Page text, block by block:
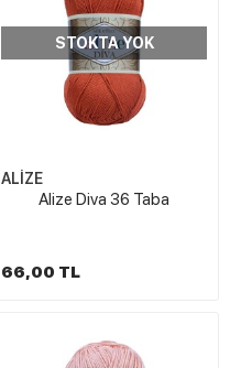
STOKTA YOK
ALİZE
Alize Diva 36 Taba
66,00 TL